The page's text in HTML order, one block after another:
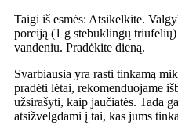
Taigi iš esmės: Atsikelkite.
porciją (1 g stebuklingų
vandeniu. Pradėkite dieną.
Svarbiausia yra rasti tinkamą
pradėti lėtai, rekomenduojame
užsirašyti, kaip jaučiatės. Tada
atsižvelgdami į tai, kas jums